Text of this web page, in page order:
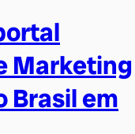
Marketing
Brasil em